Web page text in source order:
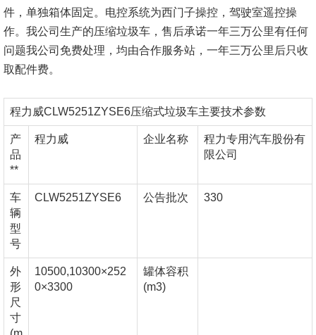
件，单独箱体固定。电控系统为西门子操控，驾驶室遥控操
作。我公司生产的压缩垃圾车，售后承诺一年三万公里有任何
问题我公司免费处理，均由合作服务站，一年三万公里后只收
取配件费。
程力威CLW5251ZYSE6压缩式垃圾车主要技术参数
产
品
**
程力威 企业名称
程力专用汽车股份有
限公司
车
辆
型
号
CLW5251ZYSE6 公告批次 330
外
形
尺
寸
10500,10300×252
0×3300
罐体容积
(m3)